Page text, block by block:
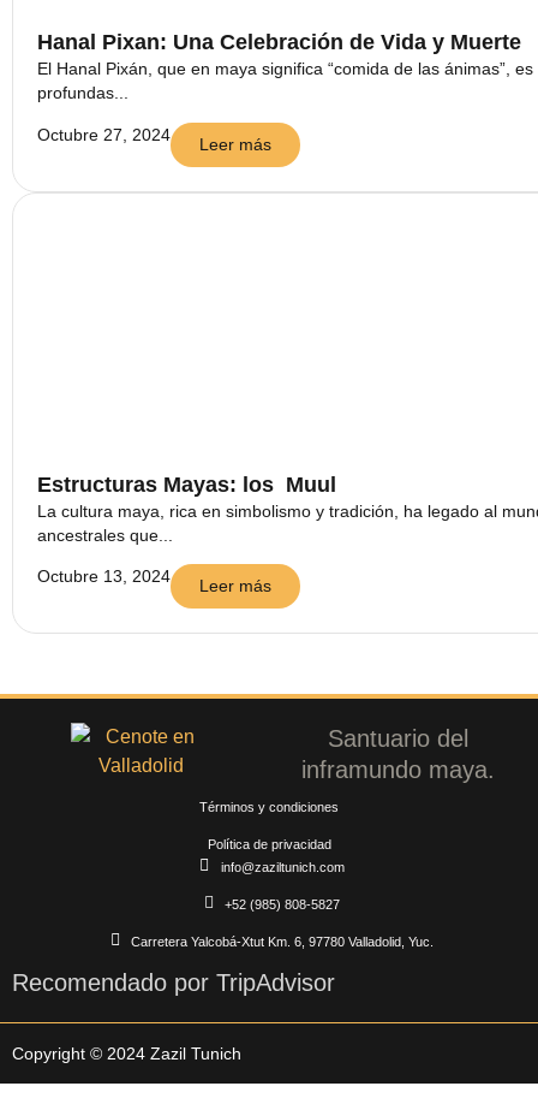
Hanal Pixan: Una Celebración de Vida y Muerte
El Hanal Pixán, que en maya significa “comida de las ánimas”,
profundas...
Octubre 27, 2024 Leer más
Estructuras Mayas: los Muul
La cultura maya, rica en simbolismo y tradición, ha legado al
ancestrales que...
Octubre 13, 2024 Leer más
Santuario del
inframundo maya.
info@zaziltunich.com
+52 (985) 808-5827
Carretera Yalcobá-Xtut Km. 6, 97780 Valladolid, Yuc.
Términos y condiciones
Política de privacidad
Recomendado por TripAdvisor
Copyright © 2024 Zazil Tunich